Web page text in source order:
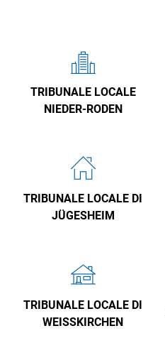
TRIBUNALE LOCALE
NIEDER-RODEN
TRIBUNALE LOCALE DI
JÜGESHEIM
TRIBUNALE LOCALE DI
WEISSKIRCHEN